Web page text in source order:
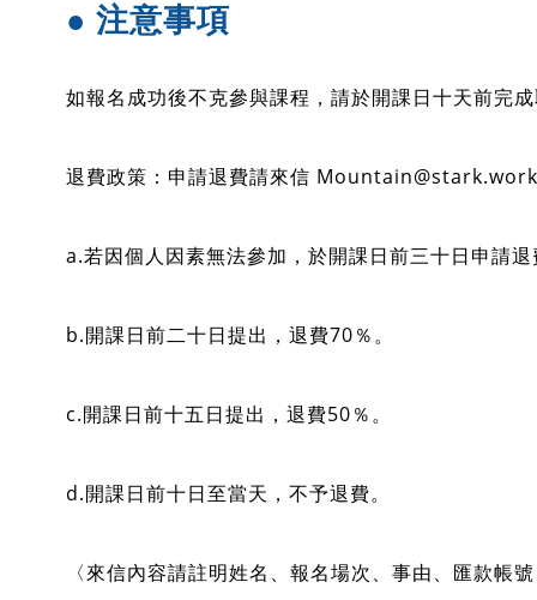
● 注意事項
如報名成功後不克參與課程，請於開課日十天前完
退費政策：申請退費請來信
a.若因個人因素無法參加，於開課日前三十日申請
b.開課日前二十日提出，退費70％。
c.開課日前十五日提出，退費50％。
d.開課日前十日至當天，不予退費。
〈來信內容請註明姓名、報名場次、事由、匯款帳